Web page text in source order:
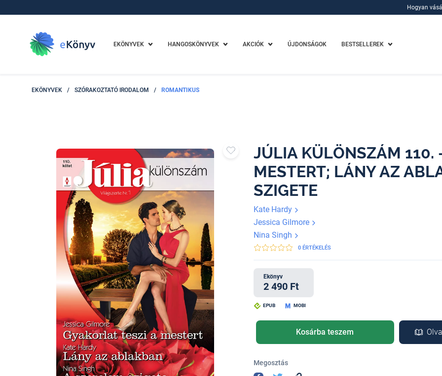
Hogyan
EKÖNYVEK HANGOSKÖNYVEK AKCIÓK ÚJDONSÁGOK BESTSELLEREK
EKÖNYVEK / SZÓRAKOZTATÓ IRODALOM / ROMANTIKUS
JÚLIA KÜLÖNSZÁM 110.
MESTERT; LÁNY AZ
SZIGETE
Kate Hardy
Jessica Gilmore
Nina Singh
0 ÉRTÉKELÉS
Ekönyv
2 490 Ft
EPUB MOBI
Kosárba teszem
Megosztás